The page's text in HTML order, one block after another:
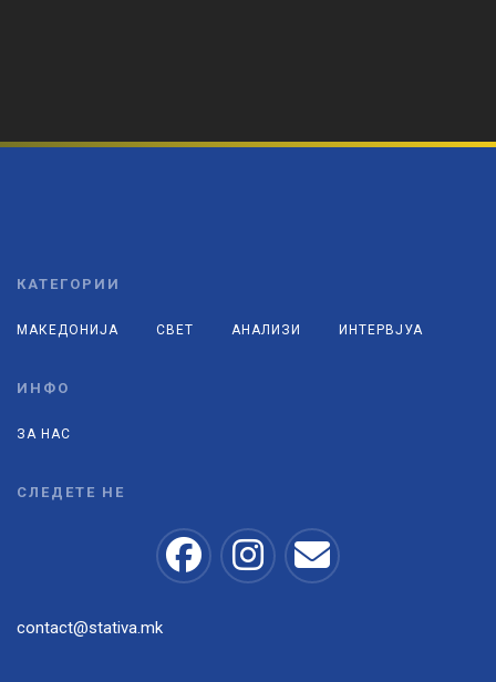
КАТЕГОРИИ
МАКЕДОНИЈА СВЕТ АНАЛИЗИ ИНТЕРВЈУА
ИНФО
ЗА НАС
СЛЕДЕТЕ НЕ
contact@stativa.mk